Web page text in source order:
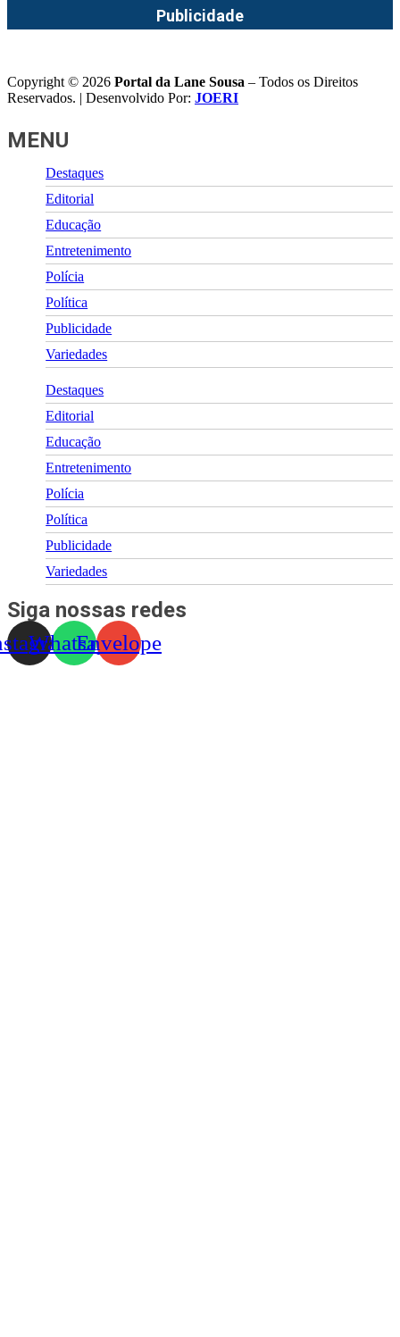
Publicidade
Copyright © 2026 Portal da Lane Sousa – Todos os Direitos
Reservados. | Desenvolvido Por: JOERI
MENU
Destaques
Editorial
Educação
Entretenimento
Polícia
Política
Publicidade
Variedades
Destaques
Editorial
Educação
Entretenimento
Polícia
Política
Publicidade
Variedades
Siga nossas redes
WhatsappEnvelope